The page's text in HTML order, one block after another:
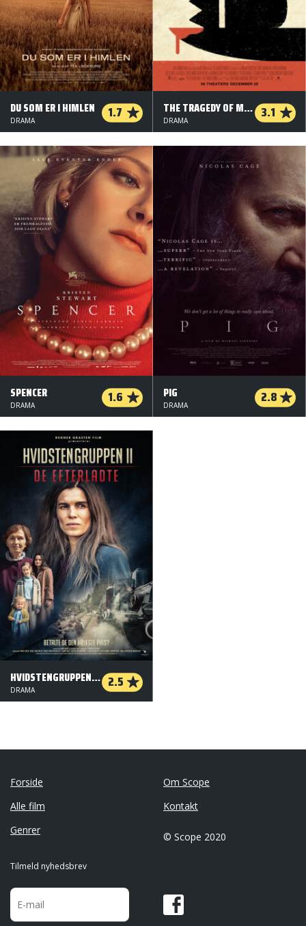
DU SOM ER I HIMLEN 1.7
DRAMA
THE TRAGEDY OF MACBETH 3.1
DRAMA
SPENCER 1.6
DRAMA
PIG 2.8
DRAMA
HVIDSTENGRUPPEN II - DE EFTERLADTE 2.5
DRAMA
Forside
Alle film
Genrer
Om Scope
Kontakt
© Scope 2020
Tilmeld nyhedsbrev